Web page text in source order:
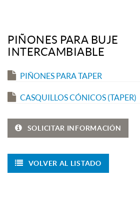
PIÑONES PARA BUJE
INTERCAMBIABLE
PIÑONES PARA TAPER
CASQUILLOS CÓNICOS (TAPER)
SOLICITAR INFORMACIÓN
VOLVER AL LISTADO